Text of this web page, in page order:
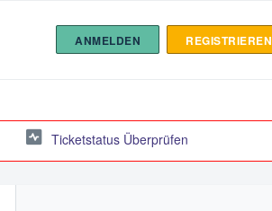
ANMELDEN REGISTRIEREN
Ticketstatus Überprüfen